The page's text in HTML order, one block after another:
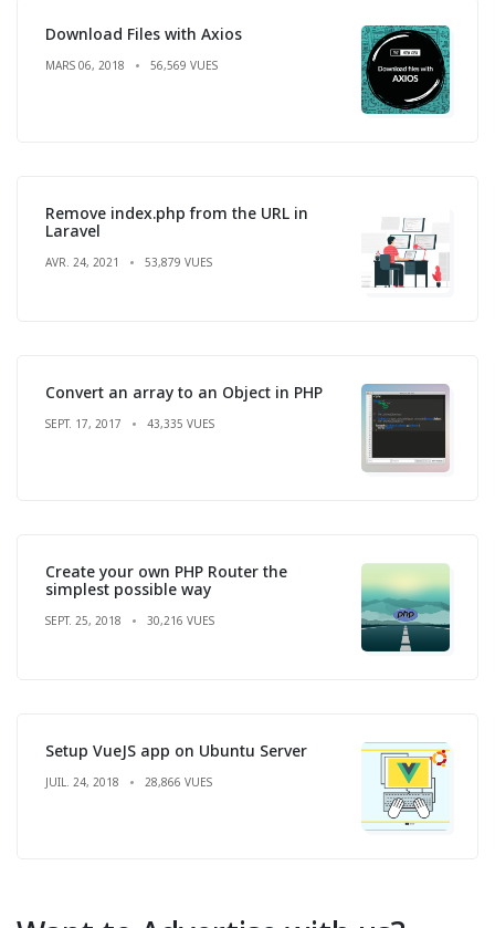
Download Files with Axios
MARS 06, 2018 56,569 VUES
Remove index.php from the URL in
Laravel
AVR. 24, 2021 53,879 VUES
Convert an array to an Object in PHP
SEPT. 17, 2017 43,335 VUES
Create your own PHP Router the
simplest possible way
SEPT. 25, 2018 30,216 VUES
Setup VueJS app on Ubuntu Server
JUIL. 24, 2018 28,866 VUES